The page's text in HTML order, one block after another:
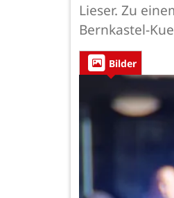
Lieser. Zu
Bernkastel-
Bilder